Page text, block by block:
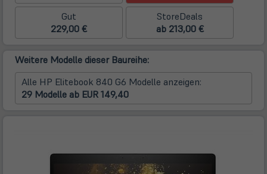
Gut
229,00 €
StoreDeals
ab 213,00 €
Weitere Modelle dieser Baureihe:
Alle HP Elitebook 840 G6 Modelle anzeigen:
29 Modelle ab EUR 149,40